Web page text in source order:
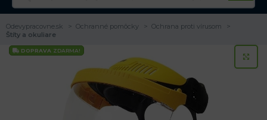
Odevypracovne.sk Ochranné pomôcky
Ochrana proti vírusom
Štíty a okuliare
DOPRAVA ZDARMA!